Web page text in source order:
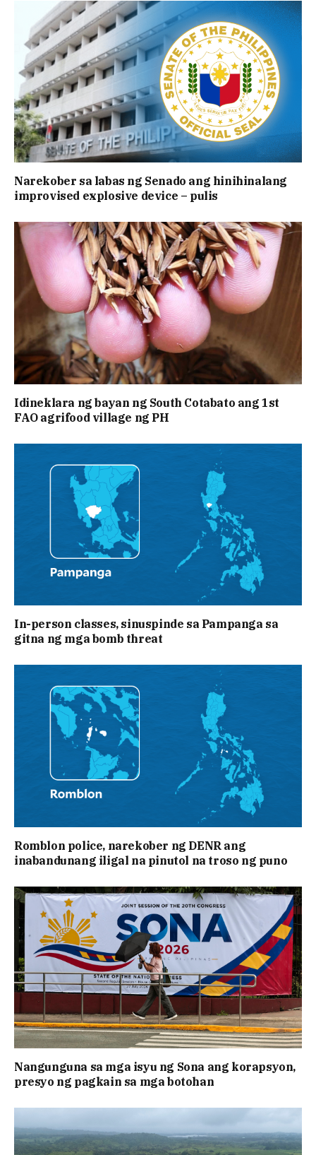
Narekober sa labas ng Senado ang hinihinalang
improvised explosive device – pulis
Idineklara ng bayan ng South Cotabato ang 1st
FAO agrifood village ng PH
In-person classes, sinuspinde sa Pampanga sa
gitna ng mga bomb threat
Romblon police, narekober ng DENR ang
inabandunang iligal na pinutol na troso ng puno
Nangunguna sa mga isyu ng Sona ang korapsyon,
presyo ng pagkain sa mga botohan